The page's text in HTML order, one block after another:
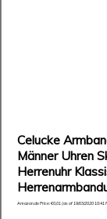
Celucke
Männer Uhren
Herrenuhr
Amazon.de Price:€0,01 (as of 19/03/2020 10:41